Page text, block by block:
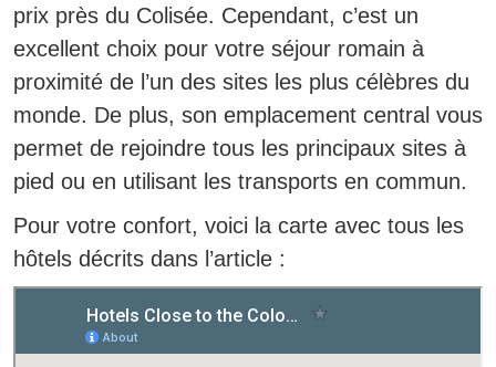
prix près du Colisée. Cependant, c’est un
excellent choix pour votre séjour romain à
proximité de l’un des sites les plus célèbres du
monde. De plus, son emplacement central vous
permet de rejoindre tous les principaux sites à
pied ou en utilisant les transports en commun.
Pour votre confort, voici la carte avec tous les
hôtels décrits dans l’article :